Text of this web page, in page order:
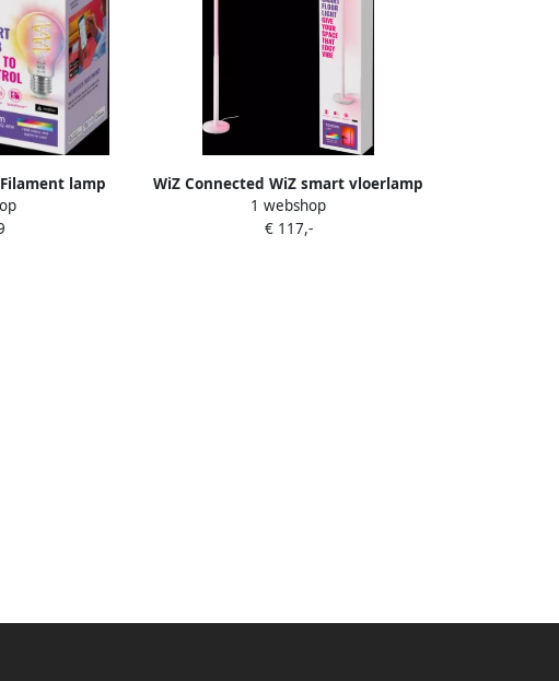
lamp
licht E27
WiZ Connected WiZ smart vloerlamp
Pole Gekleurd en wit licht
1 webshop
€ 117,-